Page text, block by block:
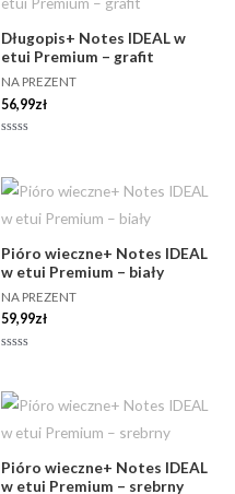
Długopis+ Notes IDEAL w
etui Premium – grafit
NA PREZENT
56,99zł
5
Pióro wieczne+ Notes IDEAL
w etui Premium – biały
NA PREZENT
59,99zł
5
Pióro wieczne+ Notes IDEAL
w etui Premium – srebrny